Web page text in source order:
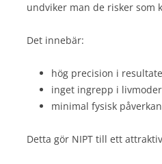
undviker man de risker som
Det innebär:
hög precision i
inget ingrepp i
minimal fysisk
Detta gör NIPT till ett